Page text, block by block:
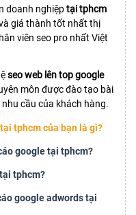
doanh nghiệptại tphcm
giá thành tốt nhất thị
viên seo pro nhất Việt
seo web lên top google
môn được đào tạo bài
cầu của khách hàng.
tphcm của bạn là gì?
google tại tphcm?
tphcm?
google adwords tại